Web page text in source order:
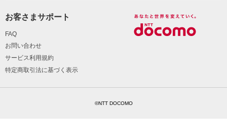
お客さまサポート
FAQ
お問い合わせ
サービス利用規約
特定商取引法に基づく表示
©NTT DOCOMO